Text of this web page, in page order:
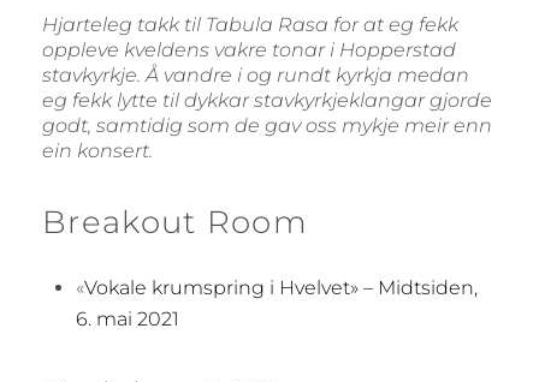
Hjarteleg takk til Tabula Rasa for at eg fekk
oppleve kveldens vakre tonar i Hopperstad
stavkyrkje. Å vandre i og rundt kyrkja medan
eg fekk lytte til dykkar stavkyrkjeklangar gjorde
godt, samtidig som de gav oss mykje meir enn
ein konsert.
Breakout Room
«Vokale krumspring i Hvelvet» – Midtsiden,
6. mai 2021